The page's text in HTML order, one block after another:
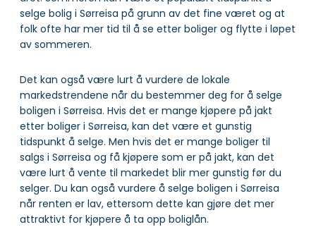
selge bolig i Sørreisa på grunn av det fine været og at
folk ofte har mer tid til å se etter boliger og flytte i løpet
av sommeren.
Det kan også være lurt å vurdere de lokale
markedstrendene når du bestemmer deg for å selge
boligen i Sørreisa. Hvis det er mange kjøpere på jakt
etter boliger i Sørreisa, kan det være et gunstig
tidspunkt å selge. Men hvis det er mange boliger til
salgs i Sørreisa og få kjøpere som er på jakt, kan det
være lurt å vente til markedet blir mer gunstig før du
selger. Du kan også vurdere å selge boligen i Sørreisa
når renten er lav, ettersom dette kan gjøre det mer
attraktivt for kjøpere å ta opp boliglån.